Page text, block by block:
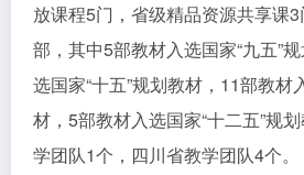
放课程5门，省级精品资源共享课
部，其中5部教材入选国家“九五”
选国家“十五”规划教材，11部教材
材，5部教材入选国家“十二五”规
学团队1个，四川省教学团队4个。